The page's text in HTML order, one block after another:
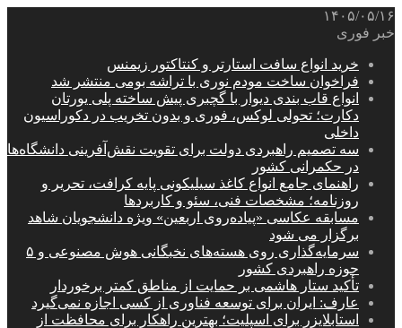
۱۴۰۵/۰۵/۱۶
خبر فوری
خرید انواع سافت استارتر و کنتاکتور زیمنس
فراخوان ساخت مودم نوری با تراشه بومی منتشر شد
انواع قاب بندی دیوار با گچبری پیش ساخته پلی یورتان
دکارت؛ تحولی لوکس، فوری و بدون تخریب در دکوراسیون
داخلی
سه تصمیم راهبردی دولت برای تقویت نقش‌آفرینی دانشگاه‌ها
در حکمرانی کشور
راهنمای جامع انواع کاغذ سیلیکونی پایه کرافت، تحریر و
روزنامه؛ مشخصات فنی، سئو و کاربردها
مسابقه عکاسی «پیاده‌روی اربعین» ویژه دانشجویان شاهد
برگزار می شود
سرمایه‌گذاری روی هسته‌های نخبگانی هوش مصنوعی و ۵
حوزه راهبردی کشور
تأکید ستار هاشمی بر حمایت از مناطق کمتر برخوردار
عارف: ایران برای توسعه فناوری از کسی اجازه نمی‌گیرد
استابلایزر برای اسپلیت؛ بهترین راهکار برای محافظت از